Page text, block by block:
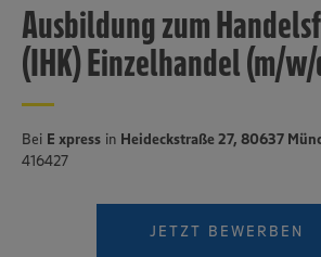
Ausbildung zum
(IHK) Einzelhandel (m/
Bei E xpress in Heideckstraße 27, 80637
416427
JETZT BEWERBEN